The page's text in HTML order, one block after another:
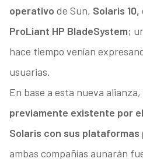
operativo de Sun, Solaris 10,
ProLiant HP BladeSystem;
hace tiempo venían
usuarias.
En base a esta nueva alianza,
previamente existente por
Solaris con sus
ambas compañías aunarán